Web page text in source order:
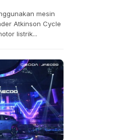
mesin
Atkinson Cycle
listrik...